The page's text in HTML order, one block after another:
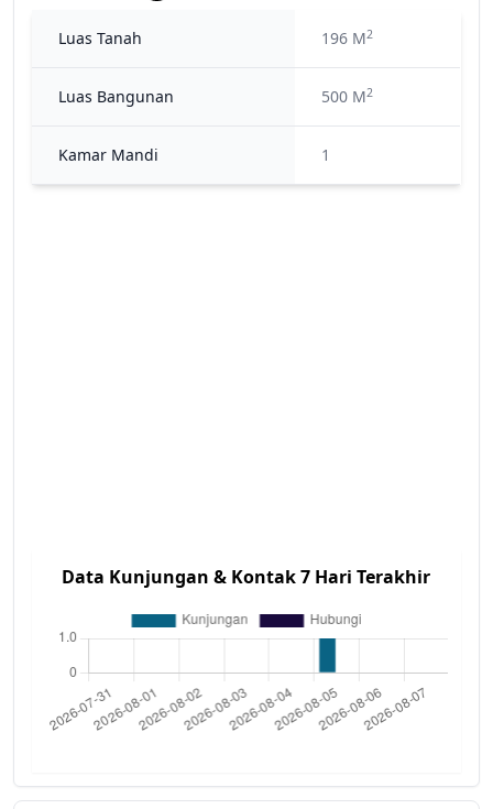
Luas Tanah 196 M2
Luas Bangunan 500 M2
Kamar Mandi 1
Data Kunjungan & Kontak 7 Hari Terakhir